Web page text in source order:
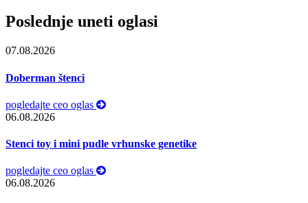
Poslednje uneti oglasi
07.08.2026
Doberman štenci
pogledajte ceo oglas
06.08.2026
Stenci toy i mini pudle vrhunske genetike
pogledajte ceo oglas
06.08.2026